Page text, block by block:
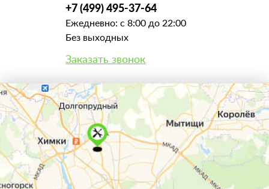
+7 (499) 495-37-64
Ежедневно: с 8:00 до 22:00
Без выходных
Заказать звонок